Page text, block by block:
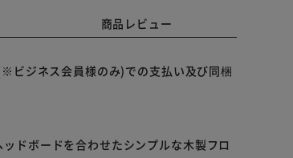
商品レビュー
ビジネス会員様のみ)での支払い及び同梱
ドボードを合わせたシンプルな木製フロ